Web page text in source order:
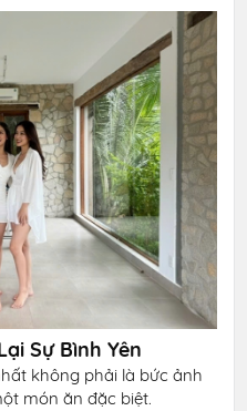
Sự Bình Yên
không phải là bức ảnh
món ăn đặc biệt.